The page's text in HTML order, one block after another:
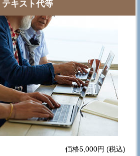
テキスト代等
価格5,000円 (税込)